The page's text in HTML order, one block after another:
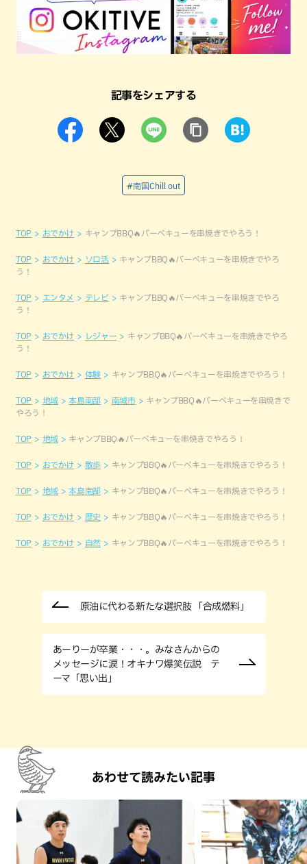
記事をシェアする
#南国Chill out
TOP おでかけ キャンプBBQ🔥バーベキューを串焼きでやろう！
TOP おでかけ ソロ活
キャンプBBQ🔥バーベキューを串焼きでやろ
う！
TOP エンタメ テレビ
キャンプBBQ🔥バーベキューを串焼きでやろ
う！
TOP おでかけ レジャー
キャンプBBQ🔥バーベキューを串焼きでやろ
う！
TOP おでかけ 体験 キャンプBBQ🔥バーベキューを串焼きでやろう！
TOP 地域 本島南部 南城市
キャンプBBQ🔥バーベキューを串焼きで
やろう！
TOP 地域 キャンプBBQ🔥バーベキューを串焼きでやろう！
TOP おでかけ 散歩 キャンプBBQ🔥バーベキューを串焼きでやろう！
TOP 地域 本島南部 キャンプBBQ🔥バーベキューを串焼きでやろう！
TOP おでかけ 歴史 キャンプBBQ🔥バーベキューを串焼きでやろう！
TOP おでかけ 自然 キャンプBBQ🔥バーベキューを串焼きでやろう！
原油に代わる新たな選択肢 「合成燃料」
あーりーが卒業・・・。みなさんからの
メッセージに涙！オキナワ爆笑伝説 テ
ーマ「思い出」
あわせて読みたい記事